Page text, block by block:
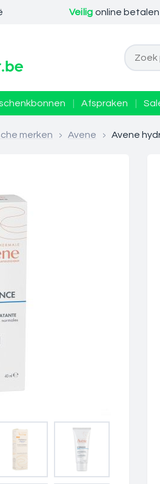
Veilig online betalen
Afspraken
merken > Avene > Avene